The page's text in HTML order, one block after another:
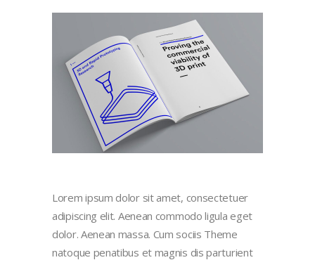
Lorem ipsum dolor sit amet, consectetuer
adipiscing elit. Aenean commodo ligula eget
dolor. Aenean massa. Cum sociis Theme
natoque penatibus et magnis dis parturient